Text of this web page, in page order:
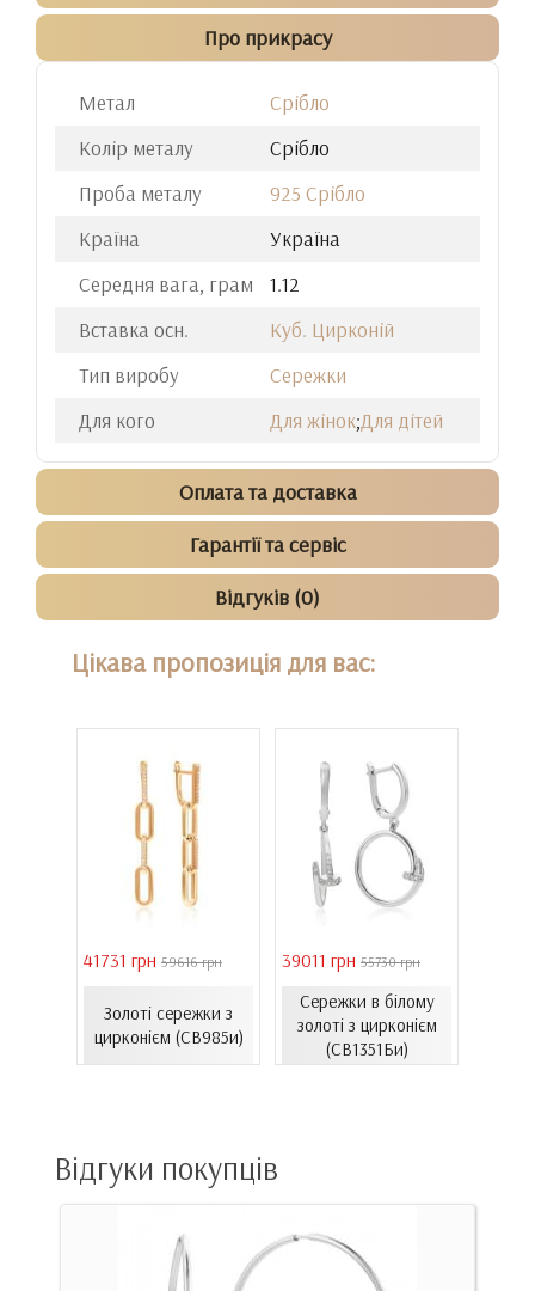
Про прикрасу
Метал
Срібло
Колір металу
Срібло
Проба металу
925 Срібло
Країна
Україна
Середня вага, грам
1.12
Вставка осн.
Куб. Цирконій
Тип виробу
Сережки
Для кого
Для жінок;Для дітей
Оплата та доставка
Гарантії та сервіс
Відгуків (0)
Цікава пропозиція для вас:
41731 грн 59616 грн
Золоті сережки з
цирконієм (СВ985и)
39011 грн 55730 грн
Сережки в білому
золоті з цирконієм
(СВ1351Би)
Відгуки покупців